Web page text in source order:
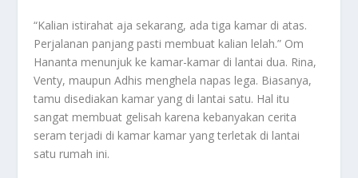
“Kalian istirahat aja sekarang, ada tiga kamar di atas.
Perjalanan panjang pasti membuat kalian lelah.” Om
Hananta menunjuk ke kamar-kamar di lantai dua. Rina,
Venty, maupun Adhis menghela napas lega. Biasanya,
tamu disediakan kamar yang di lantai satu. Hal itu
sangat membuat gelisah karena kebanyakan cerita
seram terjadi di kamar kamar yang terletak di lantai
satu rumah ini.